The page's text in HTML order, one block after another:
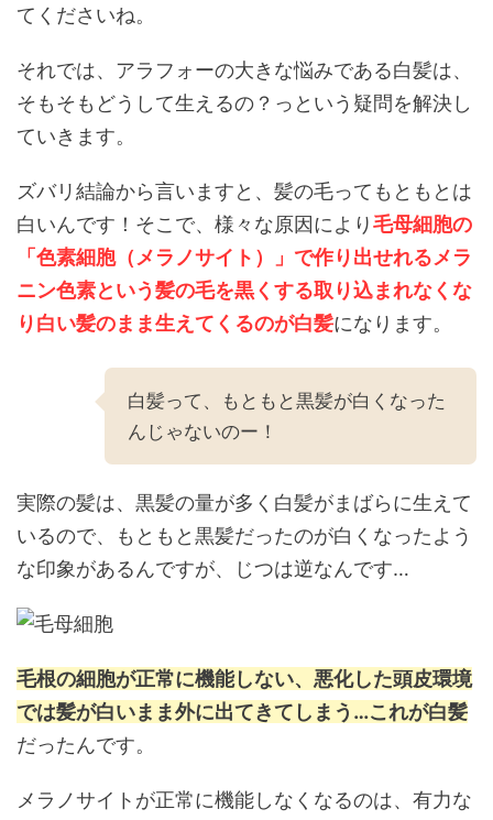
てくださいね。
それでは、アラフォーの大きな悩みである白髪は、
そもそもどうして生えるの？っという疑問を解決し
ていきます。
ズバリ結論から言いますと、髪の毛ってもともとは
白いんです！そこで、様々な原因により毛母細胞の
「色素細胞（メラノサイト）」で作り出せれるメラ
ニン色素という髪の毛を黒くする取り込まれなくな
り白い髪のまま生えてくるのが白髪になります。
白髪って、もともと黒髪が白くなった
んじゃないのー！
実際の髪は、黒髪の量が多く白髪がまばらに生えて
いるので、もともと黒髪だったのが白くなったよう
な印象があるんですが、じつは逆なんです…
毛根の細胞が正常に機能しない、悪化した頭皮環境
では髪が白いまま外に出てきてしまう…これが白髪
だったんです。
メラノサイトが正常に機能しなくなるのは、有力な